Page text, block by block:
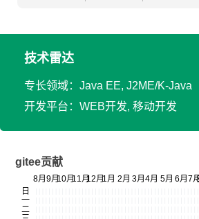
技术雷达
专长领域：Java EE, J2ME/K-Java
开发平台：WEB开发, 移动开发
gitee贡献